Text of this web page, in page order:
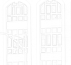
第八